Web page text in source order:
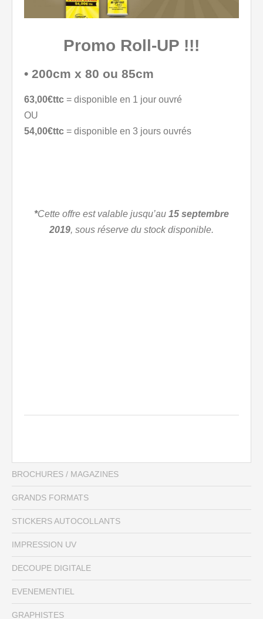
Promo Roll-UP !!!
• 200cm x 80 ou 85cm
63,00€ttc = disponible en 1 jour ouvré
OU
54,00€ttc = disponible en 3 jours ouvrés
*Cette offre est valable jusqu’au 15 septembre
2019, sous réserve du stock disponible.
BROCHURES / MAGAZINES
GRANDS FORMATS
STICKERS AUTOCOLLANTS
IMPRESSION UV
DECOUPE DIGITALE
EVENEMENTIEL
GRAPHISTES